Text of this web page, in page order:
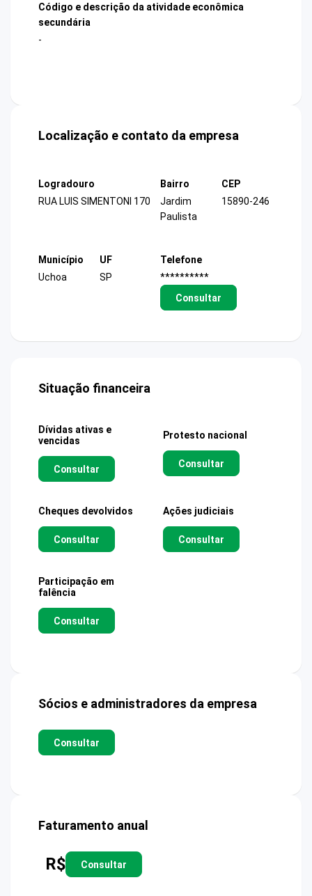
Código e descrição da atividade econômica
secundária
-
Localização e contato da empresa
Logradouro
RUA LUIS SIMENTONI 170
Bairro
Jardim
Paulista
CEP
15890-246
Município
Uchoa
UF
SP
Telefone
**********
Consultar
Situação financeira
Dívidas ativas e
vencidas
Consultar
Protesto nacional
Consultar
Cheques devolvidos
Consultar
Ações judiciais
Consultar
Participação em
falência
Consultar
Sócios e administradores da empresa
Consultar
Faturamento anual
R$ Consultar